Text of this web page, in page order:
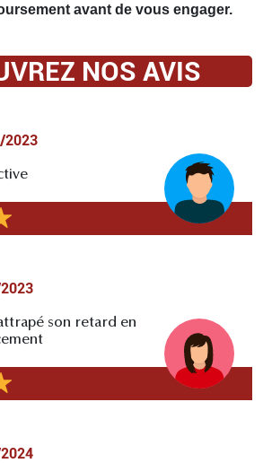
avant de vous engager.
NOS AVIS
2023
son retard en